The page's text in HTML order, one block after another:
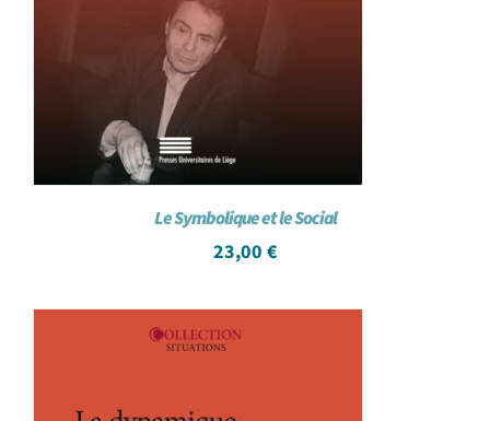
Le Symbolique et le Social
23,00 €